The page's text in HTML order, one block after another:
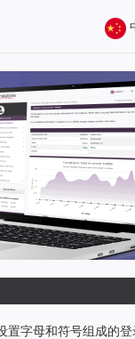
字母和符号组成的登